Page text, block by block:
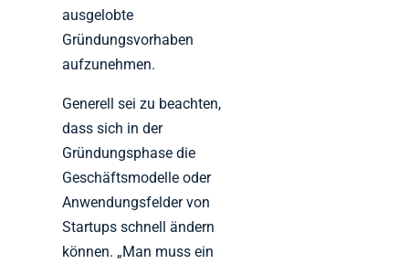
ausgelobte
Gründungsvorhaben
aufzunehmen.
Generell sei zu beachten,
dass sich in der
Gründungsphase die
Geschäftsmodelle oder
Anwendungsfelder von
Startups schnell ändern
können. „Man muss ein